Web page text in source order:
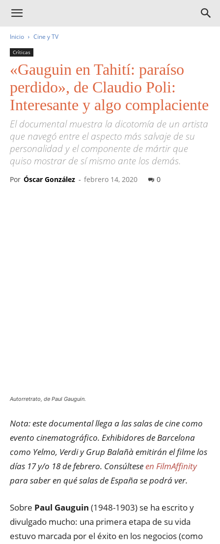
Inicio Cine y TV
Críticas
«Gauguin en Tahití: paraíso
perdido», de Claudio Poli:
Interesante y algo complaciente
El documental muestra la dicotomía de un artista
que navegó entre el aspecto más salvaje de su
personalidad y el componente de mártir que
quiso mostrar de sí mismo ante los demás.
Por Óscar González - febrero 14, 2020 0
Autorretrato, de Paul Gauguin.
Nota: este documental llega a las salas de cine como
evento cinematográfico. Exhibidores de Barcelona
como Yelmo, Verdi y Grup Balañà emitirán el filme los
días 17 y/o 18 de febrero. Consúlteseen FilmAffinity
para saber en qué salas de España se podrá ver.
Sobre Paul Gauguin (1948-1903) se ha escrito y
divulgado mucho: una primera etapa de su vida
estuvo marcada por el éxito en los negocios (como